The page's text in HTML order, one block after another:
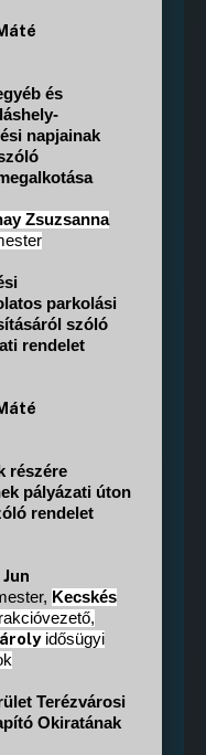
és
napjainak
Zsuzsanna
parkolási
szóló
rendelet
részére
pályázati úton
rendelet
Kecskés
idősügyi
Terézvárosi
Okiratának